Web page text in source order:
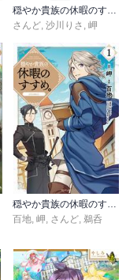
穏やか貴族の休暇のすすめ。@COMIC ～宿主の毎日メシ～
さんど, 沙川りさ , 岬
百地 岬 さんど 鵜呑